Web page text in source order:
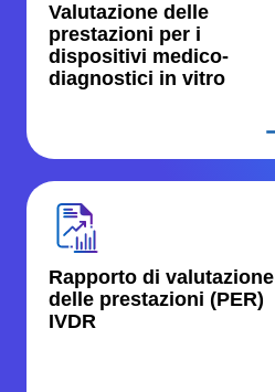
Valutazione delle
prestazioni per i
dispositivi medico-
diagnostici in vitro
Rapporto di valutazione
delle prestazioni (PER)
IVDR